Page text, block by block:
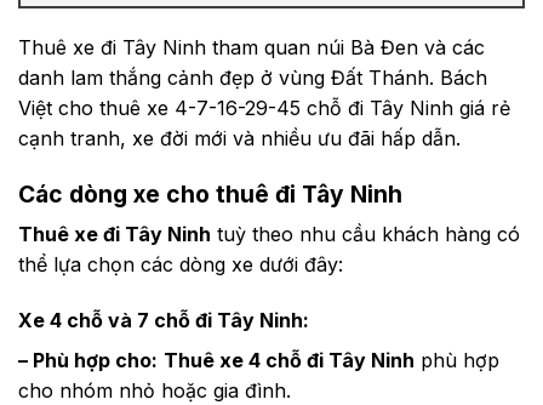
Thuê xe đi Tây Ninh tham quan núi Bà Đen và các
danh lam thắng cảnh đẹp ở vùng Đất Thánh. Bách
Việt cho thuê xe 4-7-16-29-45 chỗ đi Tây Ninh giá rẻ
cạnh tranh, xe đời mới và nhiều ưu đãi hấp dẫn.
Các dòng xe cho thuê đi Tây Ninh
Thuê xe đi Tây Ninh tuỳ theo nhu cầu khách hàng có
thể lựa chọn các dòng xe dưới đây:
Xe 4 chỗ và 7 chỗ đi Tây Ninh:
– Phù hợp cho: Thuê xe 4 chỗ đi Tây Ninh phù hợp
cho nhóm nhỏ hoặc gia đình.